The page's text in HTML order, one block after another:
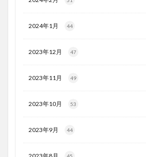
2024年1月 44
2023年12月 47
2023年11月 49
2023年10月 53
2023年9月 44